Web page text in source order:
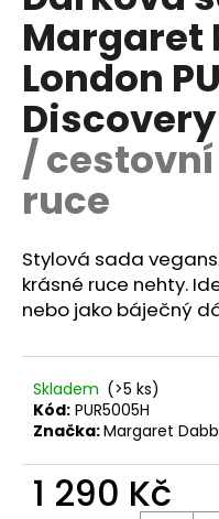
0,0
5
hvězdiček.
Margaret
London
/
ruce
Stylová sada
krásné ruce nehty.
nebo jako báječný
Skladem (>5 ks)
Kód: PUR5005H
Značka:Margaret
1 290 Kč
a
j
í
t
?
D
o
p
o
u